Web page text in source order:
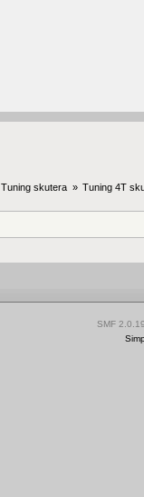
Tuning skutera » Tuning 4T
SMF